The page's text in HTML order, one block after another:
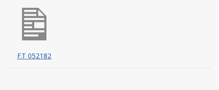
F.T 052182